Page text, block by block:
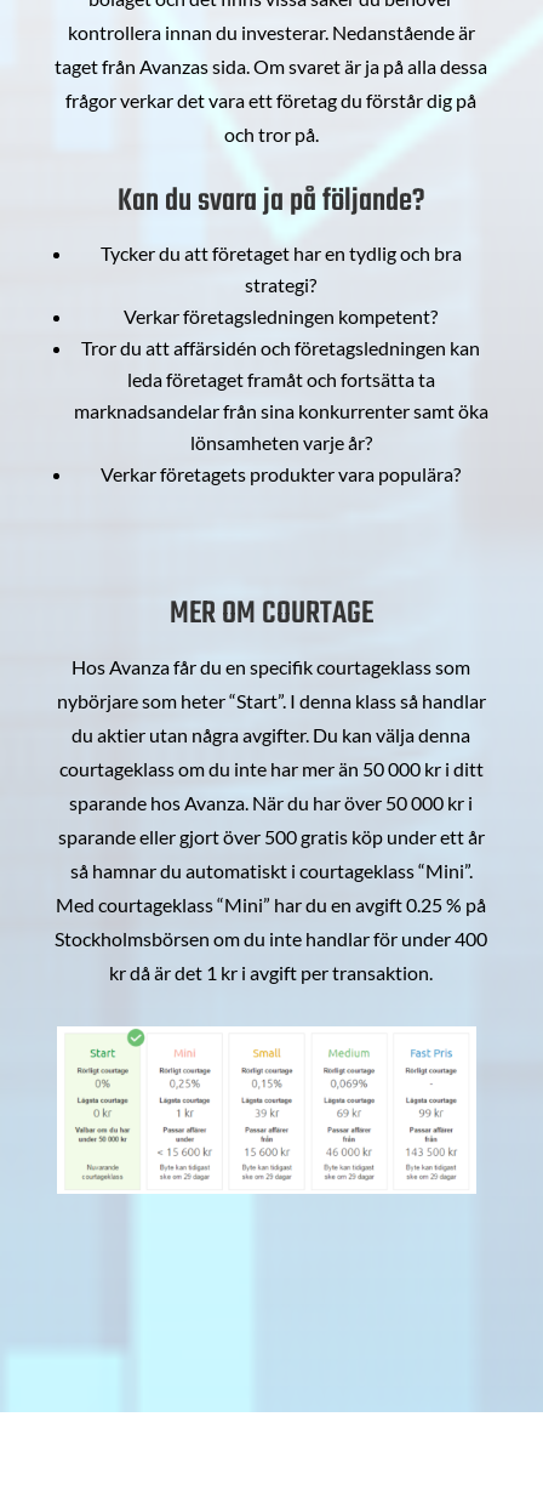
kontrollera innan du investerar. Nedanstående är
taget från Avanzas sida. Om svaret är ja på alla dessa
frågor verkar det vara ett företag du förstår dig på
och tror på.
Kan du svara ja på följande?
Tycker du att företaget har en tydlig och bra
strategi?
Verkar företagsledningen kompetent?
Tror du att affärsidén och företagsledningen kan
leda företaget framåt och fortsätta ta
marknadsandelar från sina konkurrenter samt öka
lönsamheten varje år?
Verkar företagets produkter vara populära?
MER OM COURTAGE
Hos Avanza får du en specifik courtageklass som
nybörjare som heter “Start”. I denna klass så handlar
du aktier utan några avgifter. Du kan välja denna
courtageklass om du inte har mer än 50 000 kr i ditt
sparande hos Avanza. När du har över 50 000 kr i
sparande eller gjort över 500 gratis köp under ett år
så hamnar du automatiskt i courtageklass “Mini”.
Med courtageklass “Mini” har du en avgift 0.25 % på
Stockholmsbörsen om du inte handlar för under 400
kr då är det 1 kr i avgift per transaktion.